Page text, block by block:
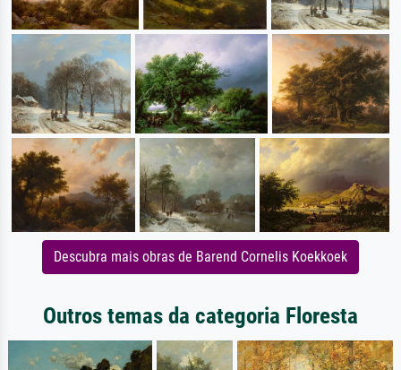
Descubra mais obras de Barend Cornelis Koekkoek
Outros temas da categoria Floresta